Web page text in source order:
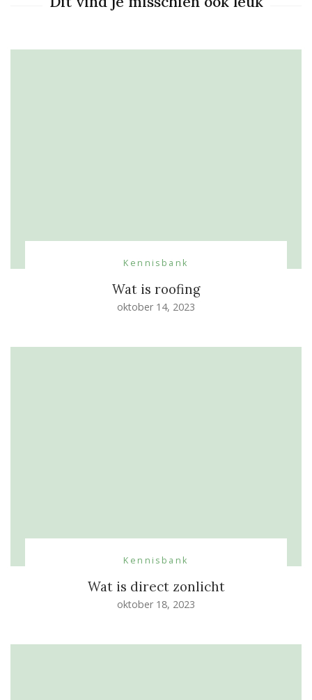
Kennisbank
Wat is roofing
oktober 14, 2023
Kennisbank
Wat is direct zonlicht
oktober 18, 2023